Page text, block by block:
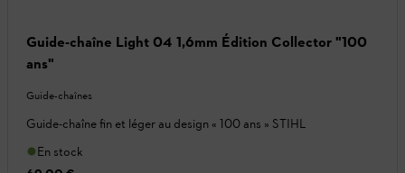
Guide-chaîne Light 04 1,6mm Édition Collector "100
ans"
Guide-chaînes
Guide-chaîne fin et léger au design « 100 ans » STIHL
En stock